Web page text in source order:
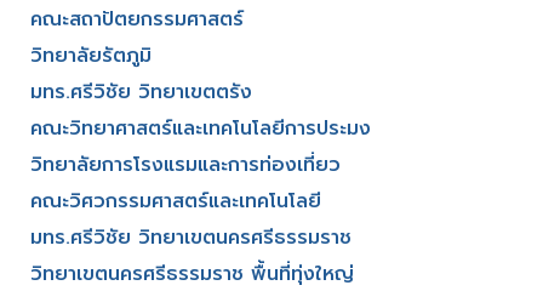
คณะสถาปัตยกรรมศาสตร์
วิทยาลัยรัตภูมิ​
มทร.ศรีวิชัย วิทยาเขตตรัง
คณะวิทยาศาสตร์และเทคโนโลยีการประมง
วิทยาลัยการโรงแรมและการท่องเที่ยว
คณะวิศวกรรมศาสตร์และเทคโนโลยี
มทร.ศรีวิชัย วิทยาเขตนครศรีธรรมราช
วิทยาเขตนครศรีธรรมราช พื้นที่ทุ่งใหญ่